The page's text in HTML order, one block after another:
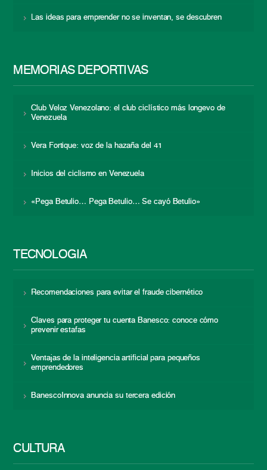
Las ideas para emprender no se inventan, se descubren
MEMORIAS DEPORTIVAS
Club Veloz Venezolano: el club ciclístico más longevo de
Venezuela
Vera Fortique: voz de la hazaña del 41
Inicios del ciclismo en Venezuela
«Pega Betulio… Pega Betulio… Se cayó Betulio»
TECNOLOGÍA
Recomendaciones para evitar el fraude cibernético
Claves para proteger tu cuenta Banesco: conoce cómo
prevenir estafas
Ventajas de la inteligencia artificial para pequeños
emprendedores
BanescoInnova anuncia su tercera edición
CULTURA